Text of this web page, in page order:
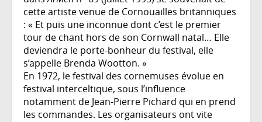
cette artiste venue de Cornouailles britanniques
: « Et puis une inconnue dont c’est le premier
tour de chant hors de son Cornwall natal… Elle
deviendra le porte-bonheur du festival, elle
s’appelle Brenda Wootton. »
En 1972, le festival des cornemuses évolue en
festival interceltique, sous l’influence
notamment de Jean-Pierre Pichard qui en prend
les commandes. Les organisateurs ont vite